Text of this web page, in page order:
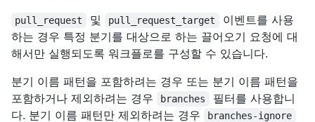
pull_request 및 pull_request_target
이벤트를 사용
하는 경우 특정 분기를 대상으로 하는 끌어오기 요청에 대
해서만 실행되도록 워크플로를 구성할 수 있습니다.
분기 이름 패턴을 포함하려는 경우 또는 분기 이름 패턴을
포함하거나 제외하려는 경우
branches
필터를 사용합니
다. 분기 이름 패턴만 제외하려는 경우
branches-ignore